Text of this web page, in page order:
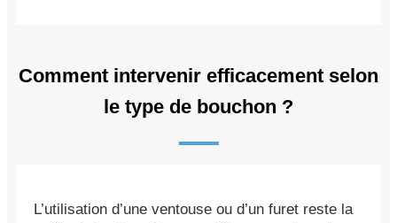
Comment intervenir efficacement selon
le type de bouchon ?
L’utilisation d’une ventouse ou d’un furet reste la